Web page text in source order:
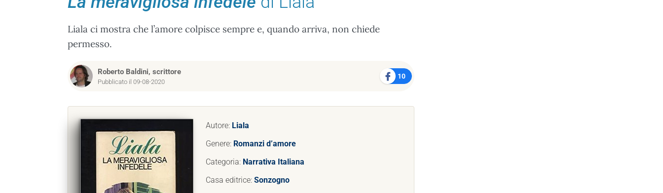
Liala ci mostra che l’amore colpisce sempre e, quando arriva, non chiede
permesso.
Roberto Baldini, scrittore
Pubblicato il 09-08-2020
10
Autore: Liala
Genere: Romanzi d’amore
Categoria: Narrativa Italiana
Casa editrice: Sonzogno